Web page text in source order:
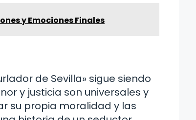
y Emociones Finales
de Sevilla» sigue siendo
y justicia son universales y
su propia moralidad y las